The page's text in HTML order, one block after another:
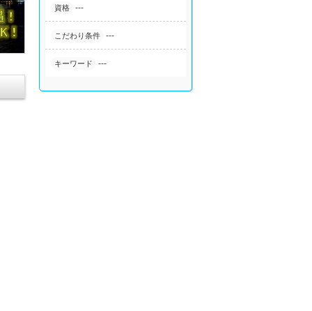
資格 ---
こだわり条件 ---
キーワード ---